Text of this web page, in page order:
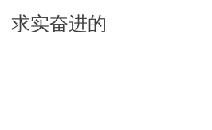
求实奋进的